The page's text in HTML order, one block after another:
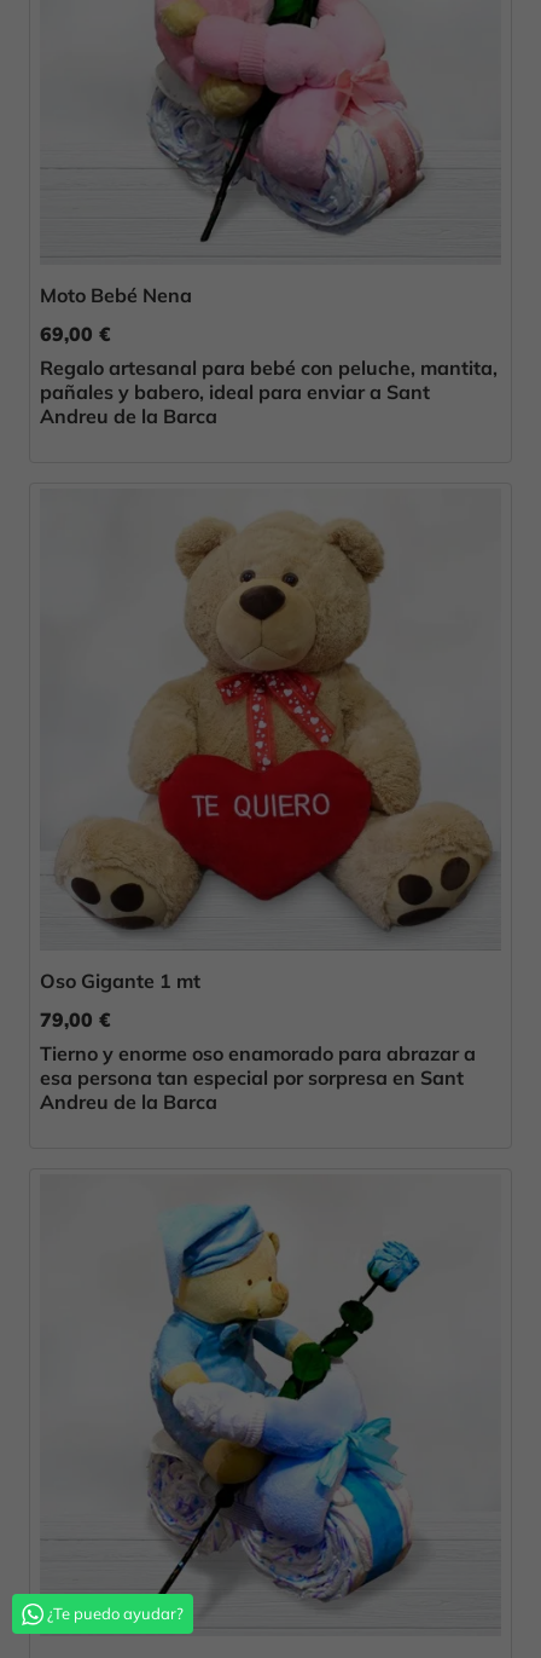
Moto Bebé Nena
69,00 €
Regalo artesanal para bebé con peluche, mantita,
pañales y babero, ideal para enviar a Sant
Andreu de la Barca
Oso Gigante 1 mt
79,00 €
Tierno y enorme oso enamorado para abrazar a
esa persona tan especial por sorpresa en Sant
Andreu de la Barca
¿Te puedo ayudar?